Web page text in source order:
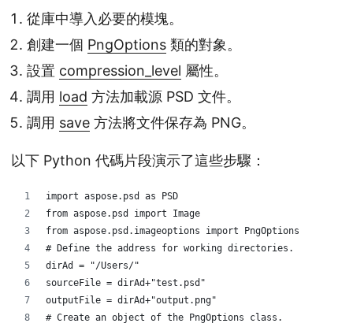
從庫中導入必要的模塊。
創建一個 PngOptions 類的對象。
設置 compression_level 屬性。
調用 load 方法加載源 PSD 文件。
調用 save 方法將文件保存為 PNG。
以下 Python 代碼片段演示了這些步驟：
import aspose.psd as PSD
from aspose.psd import Image
from aspose.psd.imageoptions import PngOptions
# Define the address for working directories.
dirAd = "/Users/"
sourceFile = dirAd+"test.psd"
outputFile = dirAd+"output.png"
# Create an object of the PngOptions class.